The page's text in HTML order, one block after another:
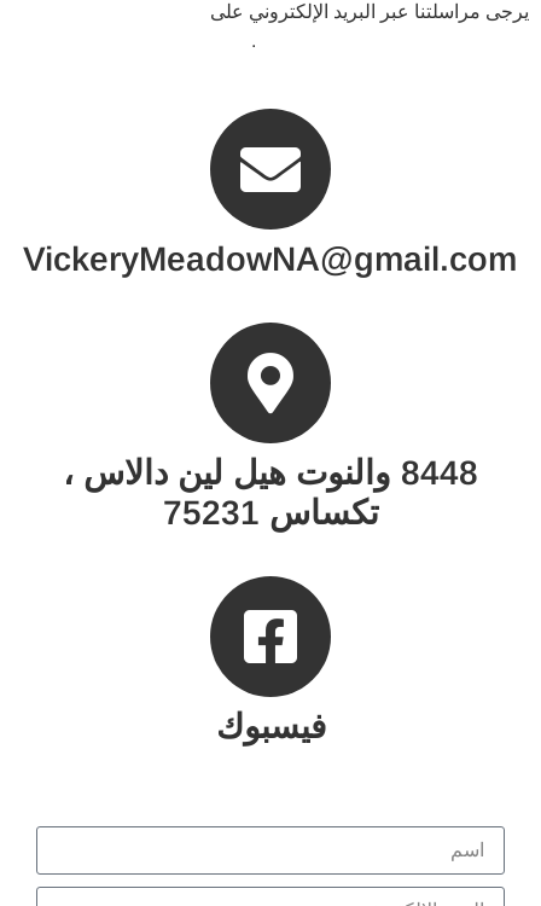
يرجى مراسلتنا عبر البريد الإلكتروني على
.
VickeryMeadowNA@gmail.com
8448 والنوت هيل لين دالاس ،
تكساس 75231
فيسبوك